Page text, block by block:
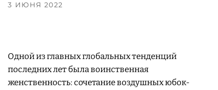
3 ИЮНЯ 2022
Одной из главных глобальных тенденций
последних лет была воинственная
женственность: сочетание воздушных юбок-